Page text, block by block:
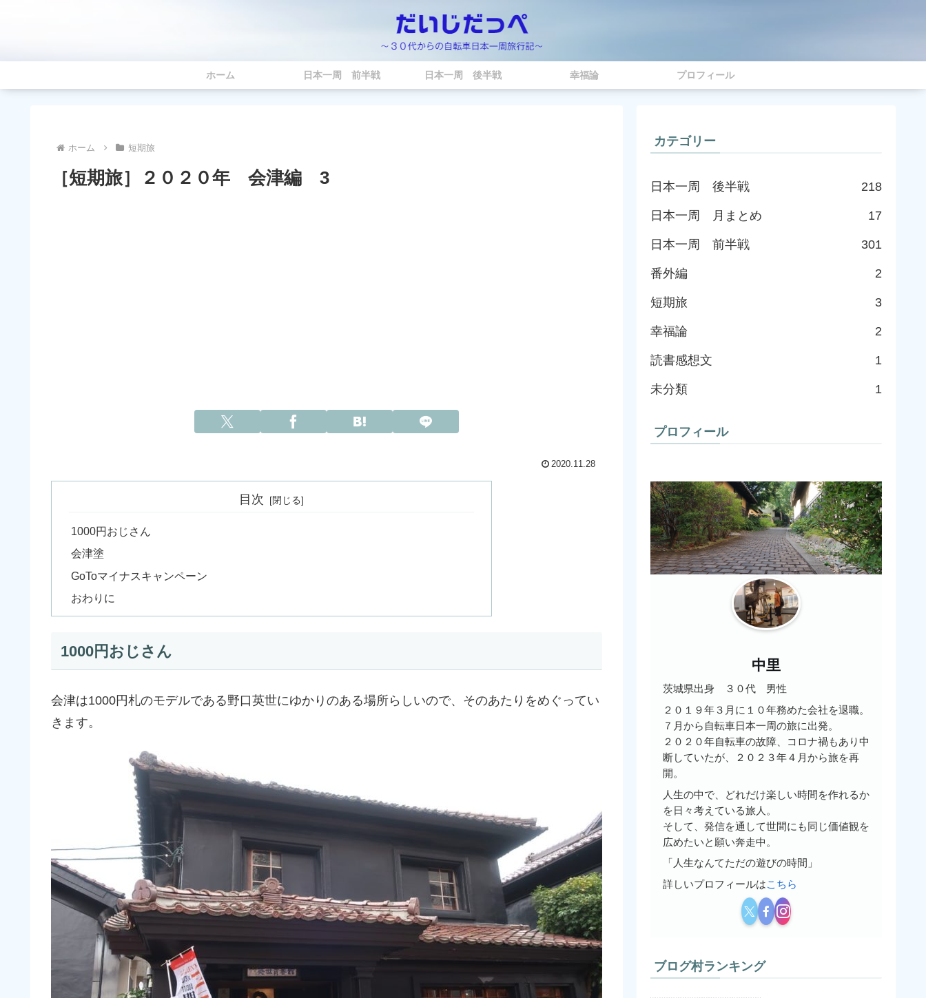
ホーム 日本一周 前半戦 日本一周 後半戦 幸福論 プロフィール
ホーム 短期旅
［短期旅］２０２０年 会津編 3
2020.11.28
目次
1000円おじさん
会津塗
GoToマイナスキャンペーン
おわりに
1000円おじさん
会津は1000円札のモデルである野口英世にゆかりのある場所らしいので、そのあたりをめぐってい
きます。
カテゴリー
日本一周 後半戦 218
日本一周 月まとめ 17
日本一周 前半戦 301
番外編 2
短期旅 3
幸福論 2
読書感想文 1
未分類 1
プロフィール
中里
茨城県出身 ３０代 男性
２０１９年３月に１０年務めた会社を退職。
７月から自転車日本一周の旅に出発。
２０２０年自転車の故障、コロナ禍もあり中
断していたが、２０２３年４月から旅を再
開。
人生の中で、どれだけ楽しい時間を作れるか
を日々考えている旅人。
そして、発信を通して世間にも同じ価値観を
広めたいと願い奔走中。
「人生なんてただの遊びの時間」
詳しいプロフィールはこちら
ブログ村ランキング